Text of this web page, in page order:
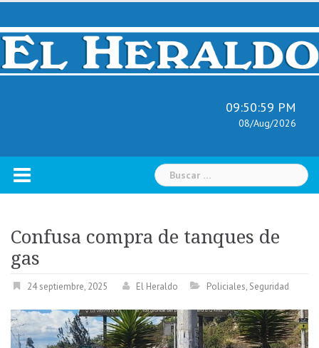
Skip
content
09:51:00 PM
08/Aug/2026
Buscar:
Confusa compra de tanques de
gas
24 septiembre, 2025 El Heraldo Policiales, Seguridad